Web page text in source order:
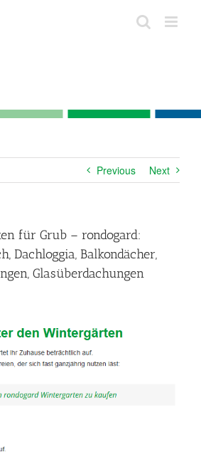
Previous Next
für Grub – rondogard:
Dachloggia, Balkondächer,
Glasüberdachungen